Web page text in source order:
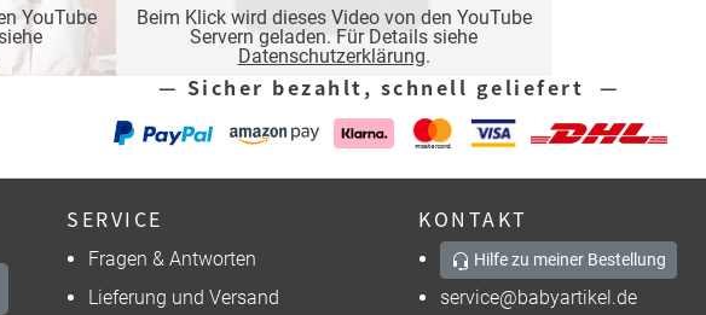
YouTube
Beim Klick wird dieses Video von den YouTube
Servern geladen. Für Details siehe
Datenschutzerklärung.
— Sicher bezahlt, schnell geliefert —
SERVICE
Fragen & Antworten
Lieferung und Versand
KONTAKT
Hilfe zu meiner Bestellung
service@babyartikel.de